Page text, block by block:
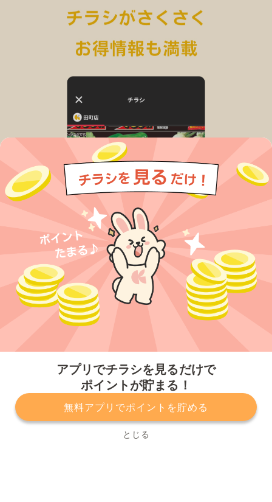
アプリでチラシを見るだけで
ポイントが貯まる！
無料アプリでポイントを貯める
とじる
プライバシーポリシー 利用規約
運営会社
サービスに関してのお問い合わせ